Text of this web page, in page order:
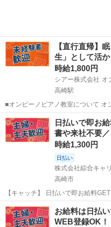
【直行直帰】
生」として活
時給1,800円
高崎駅
■オンピーノピアノ教室について オ
事情に左右されることなく、すべ
る場所をつくりたい!という想いから生まれまし
う形を採用することで、 「近...
群馬 高崎市 高崎駅 イン
日払いで即お
書や来社不要
時給1,300円
日払い
株式会社綜合キャ
高崎市
【キャッチ】 日払いで即お給料
要／自宅で完結WEB応募／高崎市周辺 【コメント】 製造のお
豊富★未経験で働いてみたい方も大歓迎！ 「未経験だけ
る」 「転職したいけど不安...
群馬 高崎市 工場
お給料は日払
WEB登録OK